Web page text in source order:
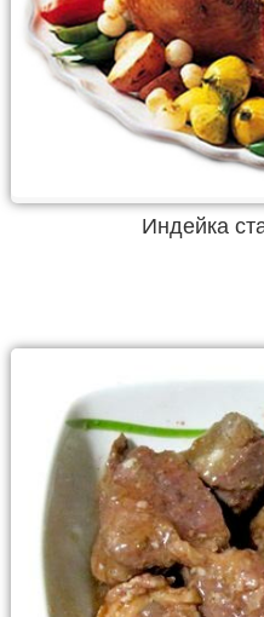
Индейка